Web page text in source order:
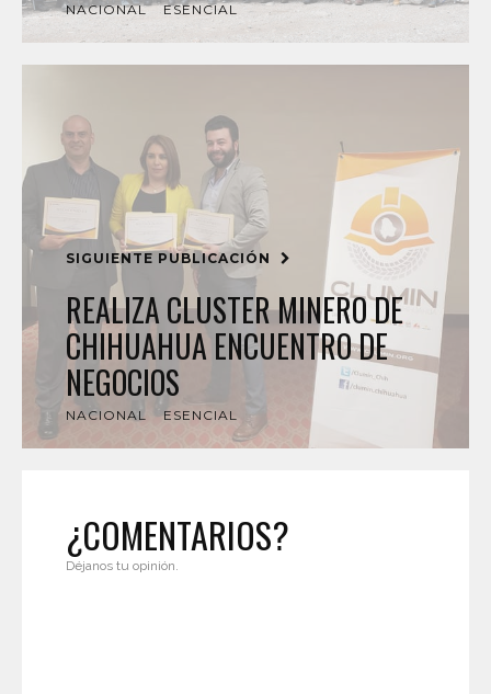
NACIONAL ESENCIAL
SIGUIENTE PUBLICACIÓN
REALIZA CLUSTER MINERO DE
CHIHUAHUA ENCUENTRO DE
NEGOCIOS
NACIONAL ESENCIAL
¿COMENTARIOS?
Déjanos tu opinión.